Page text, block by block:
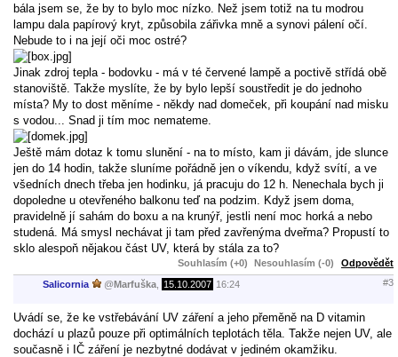
bála jsem se, že by to bylo moc nízko. Než jsem totiž na tu modrou
lampu dala papírový kryt, způsobila zářivka mně a synovi pálení očí.
Nebude to i na její oči moc ostré?
Jinak zdroj tepla - bodovku - má v té červené lampě a poctivě střídá obě
stanoviště. Takže myslíte, že by bylo lepší soustředit je do jednoho
místa? My to dost měníme - někdy nad domeček, při koupání nad misku
s vodou... Snad ji tím moc nemateme.
Ještě mám dotaz k tomu slunění - na to místo, kam ji dávám, jde slunce
jen do 14 hodin, takže sluníme pořádně jen o víkendu, když svítí, a ve
všedních dnech třeba jen hodinku, já pracuju do 12 h. Nenechala bych ji
dopoledne u otevřeného balkonu teď na podzim. Když jsem doma,
pravidelně jí sahám do boxu a na krunýř, jestli není moc horká a nebo
studená. Má smysl nechávat ji tam před zavřenýma dveřma? Propustí to
sklo alespoň nějakou část UV, která by stála za to?
Souhlasím (+0) Nesouhlasím (-0) Odpovědět
Salicornia @Marfuška 15.10.2007 16:24 #3
Uvádí se, že ke vstřebávání UV záření a jeho přeměně na D vitamin
dochází u plazů pouze při optimálních teplotách těla. Takže nejen UV, ale
současně i IČ záření je nezbytné dodávat v jediném okamžiku.